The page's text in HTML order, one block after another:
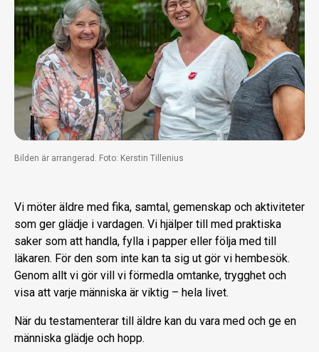
Bilden är arrangerad. Foto: Kerstin Tillenius
Vi möter äldre med fika, samtal, gemenskap och aktiviteter
som ger glädje i vardagen. Vi hjälper till med praktiska
saker som att handla, fylla i papper eller följa med till
läkaren. För den som inte kan ta sig ut gör vi hembesök.
Genom allt vi gör vill vi förmedla omtanke, trygghet och
visa att varje människa är viktig – hela livet.
När du testamenterar till äldre kan du vara med och ge en
människa glädje och hopp.